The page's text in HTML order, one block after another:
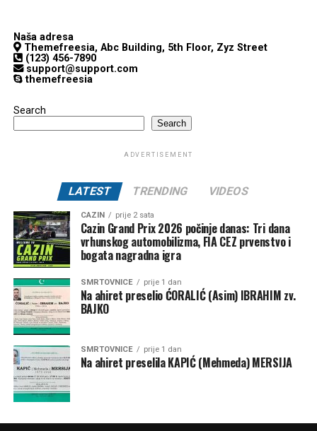
Naša adresa
Themefreesia, Abc Building, 5th Floor, Zyz Street
(123) 456-7890
support@support.com
themefreesia
Search
Search
ADVERTISEMENT
LATEST TRENDING VIDEOS
CAZIN prije 2 sata
Cazin Grand Prix 2026 počinje danas: Tri dana
vrhunskog automobilizma, FIA CEZ prvenstvo i
bogata nagradna igra
SMRTOVNICE prije 1 dan
Na ahiret preselio ĆORALIĆ (Asim) IBRAHIM zv.
BAJKO
SMRTOVNICE prije 1 dan
Na ahiret preselila KAPIĆ (Mehmeda) MERSIJA